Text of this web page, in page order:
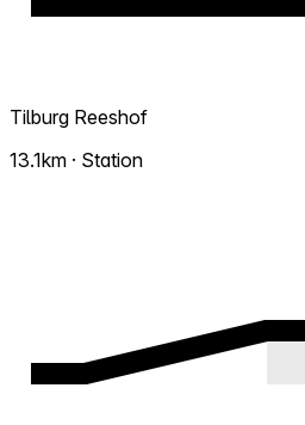
Tilburg Reeshof
13.1km · Station